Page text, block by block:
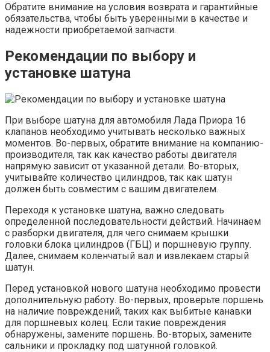
Обратите внимание на условия возврата и гарантийные
обязательства, чтобы быть уверенными в качестве и
надежности приобретаемой запчасти.
Рекомендации по выбору и
установке шатуна
При выборе шатуна для автомобиля Лада Приора 16
клапанов необходимо учитывать несколько важных
моментов. Во-первых, обратите внимание на компанию-
производителя, так как качество работы двигателя
напрямую зависит от указанной детали. Во-вторых,
учитывайте количество цилиндров, так как шатун
должен быть совместим с вашим двигателем.
Переходя к установке шатуна, важно следовать
определенной последовательности действий. Начинаем
с разборки двигателя, для чего снимаем крышки
головки блока цилиндров (ГБЦ) и поршневую группу.
Далее, снимаем коленчатый вал и извлекаем старый
шатун.
Перед установкой нового шатуна необходимо провести
дополнительную работу. Во-первых, проверьте поршень
на наличие повреждений, таких как выбитые канавки
для поршневых колец. Если такие повреждения
обнаружены, замените поршень. Во-вторых, замените
сальники и прокладку под шатунной головкой.